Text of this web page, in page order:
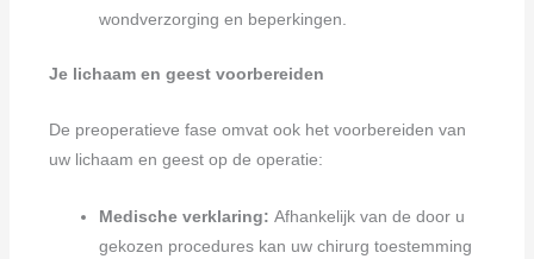
wondverzorging en beperkingen.
Je lichaam en geest voorbereiden
De preoperatieve fase omvat ook het voorbereiden van
uw lichaam en geest op de operatie:
Medische verklaring: Afhankelijk van de door u
gekozen procedures kan uw chirurg toestemming